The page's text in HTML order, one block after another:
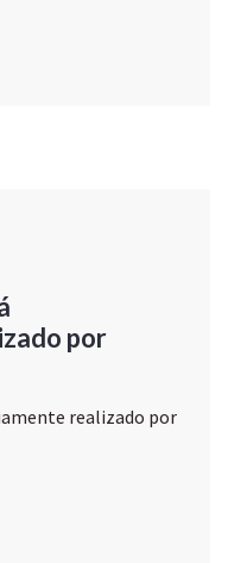
por
realizado por